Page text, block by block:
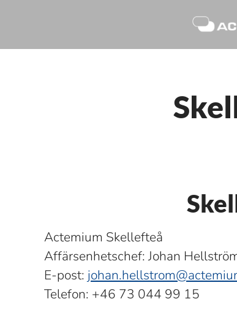
Actemium Skellefteå
Affärsenhetschef: Johan
E-post:
Telefon: +46 73 044 99 15